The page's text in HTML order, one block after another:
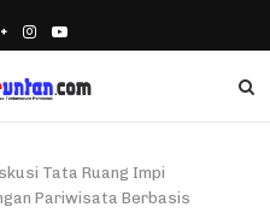
Tata Ruang Impi
Pariwisata Berbasis